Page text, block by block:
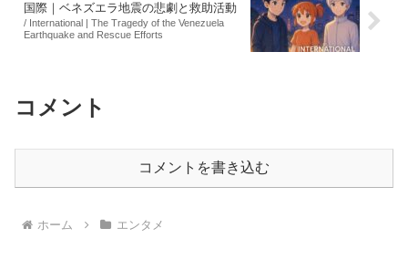
国際｜ベネズエラ地震の悲劇と救助活動
/ International | The Tragedy of the Venezuela
Earthquake and Rescue Efforts
コメント
コメントを書き込む
ホーム エンタメ